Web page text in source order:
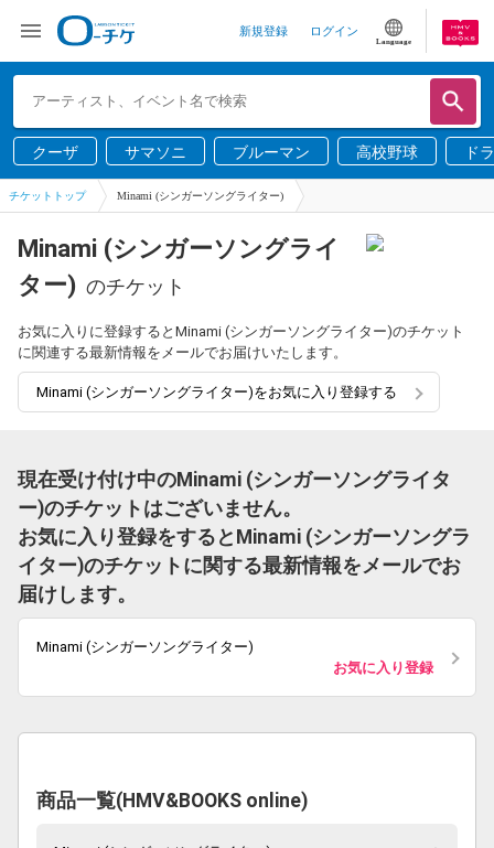
新規登録 ログイン
Language
クーザ サマソニ ブルーマン 高校野球 ド
チケットトップ Minami (シンガーソングライター)
Minami (シンガーソングライ
ター) のチケット
お気に入りに登録するとMinami (シンガーソングライター)のチケット
に関連する最新情報をメールでお届けいたします。
Minami (シンガーソングライター)をお気に入り登録する
現在受け付け中のMinami (シンガーソングライタ
ー)のチケットはございません。
お気に入り登録をするとMinami (シンガーソングラ
イター)のチケットに関する最新情報をメールでお
届けします。
Minami (シンガーソングライター)
お気に入り登録
商品一覧(HMV&BOOKS online)